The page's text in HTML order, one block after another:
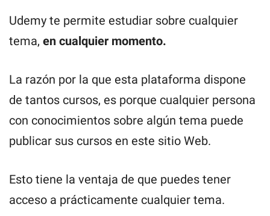
Udemy te permite estudiar sobre cualquier
tema, en cualquier momento.
La razón por la que esta plataforma dispone
de tantos cursos, es porque cualquier persona
con conocimientos sobre algún tema puede
publicar sus cursos en este sitio Web.
Esto tiene la ventaja de que puedes tener
acceso a prácticamente cualquier tema.